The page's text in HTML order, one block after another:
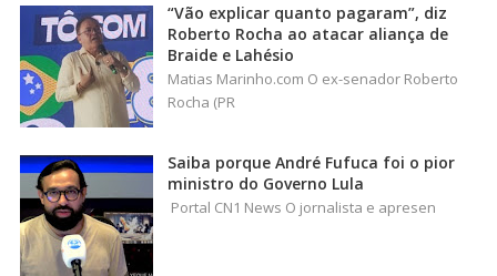
“Vão explicar quanto pagaram”, diz
Roberto Rocha ao atacar aliança de
Braide e Lahésio
Matias Marinho.com O ex-senador Roberto
Rocha (PR
Saiba porque André Fufuca foi o pior
ministro do Governo Lula
Portal CN1 News O jornalista e apresen